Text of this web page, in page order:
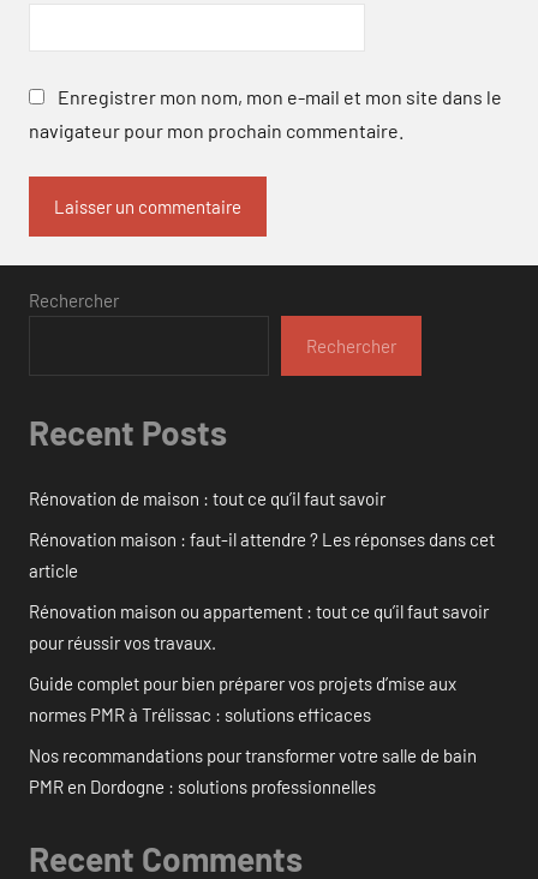
Enregistrer mon nom, mon e-mail et mon site dans le
navigateur pour mon prochain commentaire.
Rechercher
Rechercher
Recent Posts
Rénovation de maison : tout ce qu’il faut savoir
Rénovation maison : faut-il attendre ? Les réponses dans cet
article
Rénovation maison ou appartement : tout ce qu’il faut savoir
pour réussir vos travaux.
Guide complet pour bien préparer vos projets d’mise aux
normes PMR à Trélissac : solutions efficaces
Nos recommandations pour transformer votre salle de bain
PMR en Dordogne : solutions professionnelles
Recent Comments